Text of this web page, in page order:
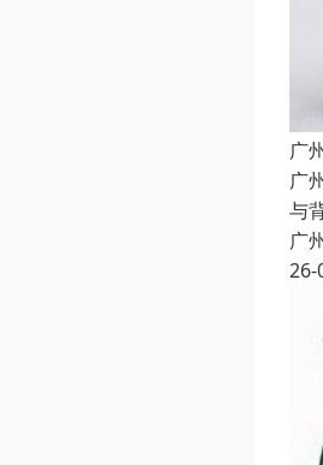
广
广
与
广
26-